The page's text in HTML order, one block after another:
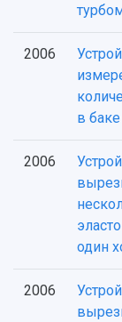
2006
в баке
2006
один
2006